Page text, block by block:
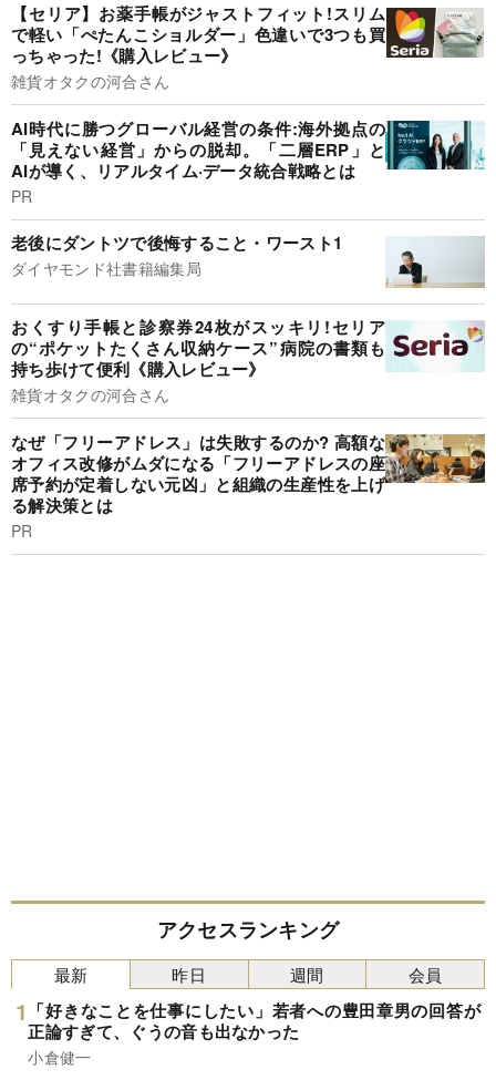
【セリア】お薬手帳がジャストフィット!スリム
で軽い「ぺたんこショルダー」色違いで3つも買
っちゃった!《購入レビュー》
雑貨オタクの河合さん
AI時代に勝つグローバル経営の条件:海外拠点の
「見えない経営」からの脱却。「二層ERP」と
AIが導く、リアルタイム·データ統合戦略とは
PR
老後にダントツで後悔すること・ワースト1
ダイヤモンド社書籍編集局
おくすり手帳と診察券24枚がスッキリ!セリア
の“ポケットたくさん収納ケース”病院の書類も
持ち歩けて便利《購入レビュー》
雑貨オタクの河合さん
なぜ「フリーアドレス」は失敗するのか? 高額な
オフィス改修がムダになる「フリーアドレスの座
席予約が定着しない元凶」と組織の生産性を上げ
る解決策とは
PR
アクセスランキング
最新
「好きなことを仕事にしたい」若者への豊田章男の回答が
正論すぎて、ぐうの音も出なかった
小倉健一
昨日 週間 会員